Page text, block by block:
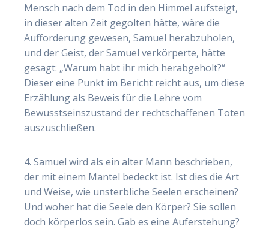
Mensch nach dem Tod in den Himmel aufsteigt,
in dieser alten Zeit gegolten hätte, wäre die
Aufforderung gewesen, Samuel herabzuholen,
und der Geist, der Samuel verkörperte, hätte
gesagt: „Warum habt ihr mich herabgeholt?“
Dieser eine Punkt im Bericht reicht aus, um diese
Erzählung als Beweis für die Lehre vom
Bewusstseinszustand der rechtschaffenen Toten
auszuschließen.
4. Samuel wird als ein alter Mann beschrieben,
der mit einem Mantel bedeckt ist. Ist dies die Art
und Weise, wie unsterbliche Seelen erscheinen?
Und woher hat die Seele den Körper? Sie sollen
doch körperlos sein. Gab es eine Auferstehung?